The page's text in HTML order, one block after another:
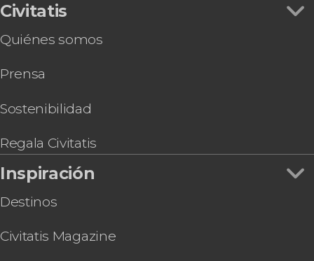
Civitatis
Quiénes somos
Prensa
Sostenibilidad
Regala Civitatis
Inspiración
Destinos
Civitatis Magazine